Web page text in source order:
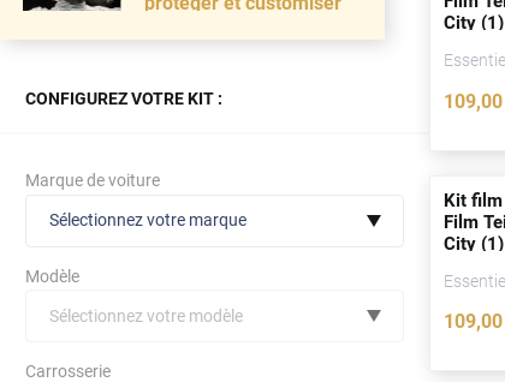
CONFIGUREZ VOTRE KIT :
Marque de voiture
Sélectionnez votre marque
Modèle
Sélectionnez votre modèle
Carrosserie
City
109,00
Kit film
Film
City
109,00